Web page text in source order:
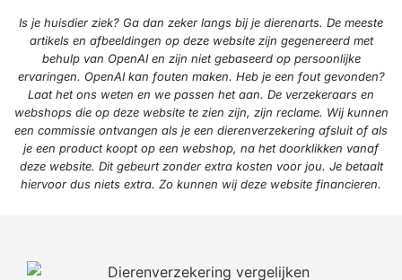
Is je huisdier ziek? Ga dan zeker langs bij je dierenarts. De meeste
artikels en afbeeldingen op deze website zijn gegenereerd met
behulp van OpenAI en zijn niet gebaseerd op persoonlijke
ervaringen. OpenAI kan fouten maken. Heb je een fout gevonden?
Laat het ons weten en we passen het aan. De verzekeraars en
webshops die op deze website te zien zijn, zijn reclame. Wij kunnen
een commissie ontvangen als je een dierenverzekering afsluit of als
je een product koopt op een webshop, na het doorklikken vanaf
deze website. Dit gebeurt zonder extra kosten voor jou. Je betaalt
hiervoor dus niets extra. Zo kunnen wij deze website financieren.